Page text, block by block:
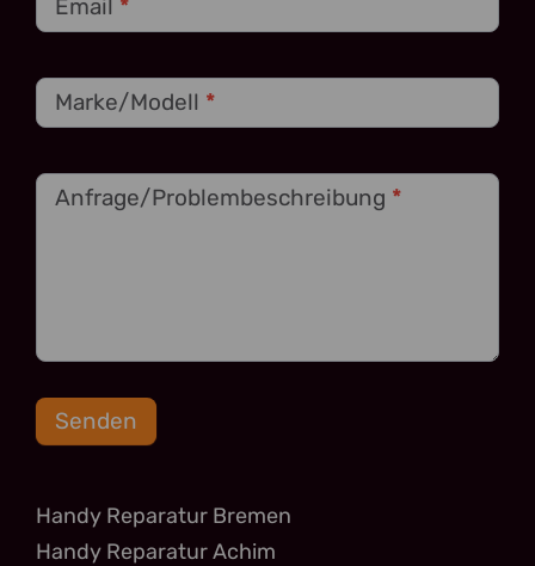
Email *
Marke/Modell *
Anfrage/Problembeschreibung *
Senden
Handy Reparatur Bremen
Handy Reparatur Achim